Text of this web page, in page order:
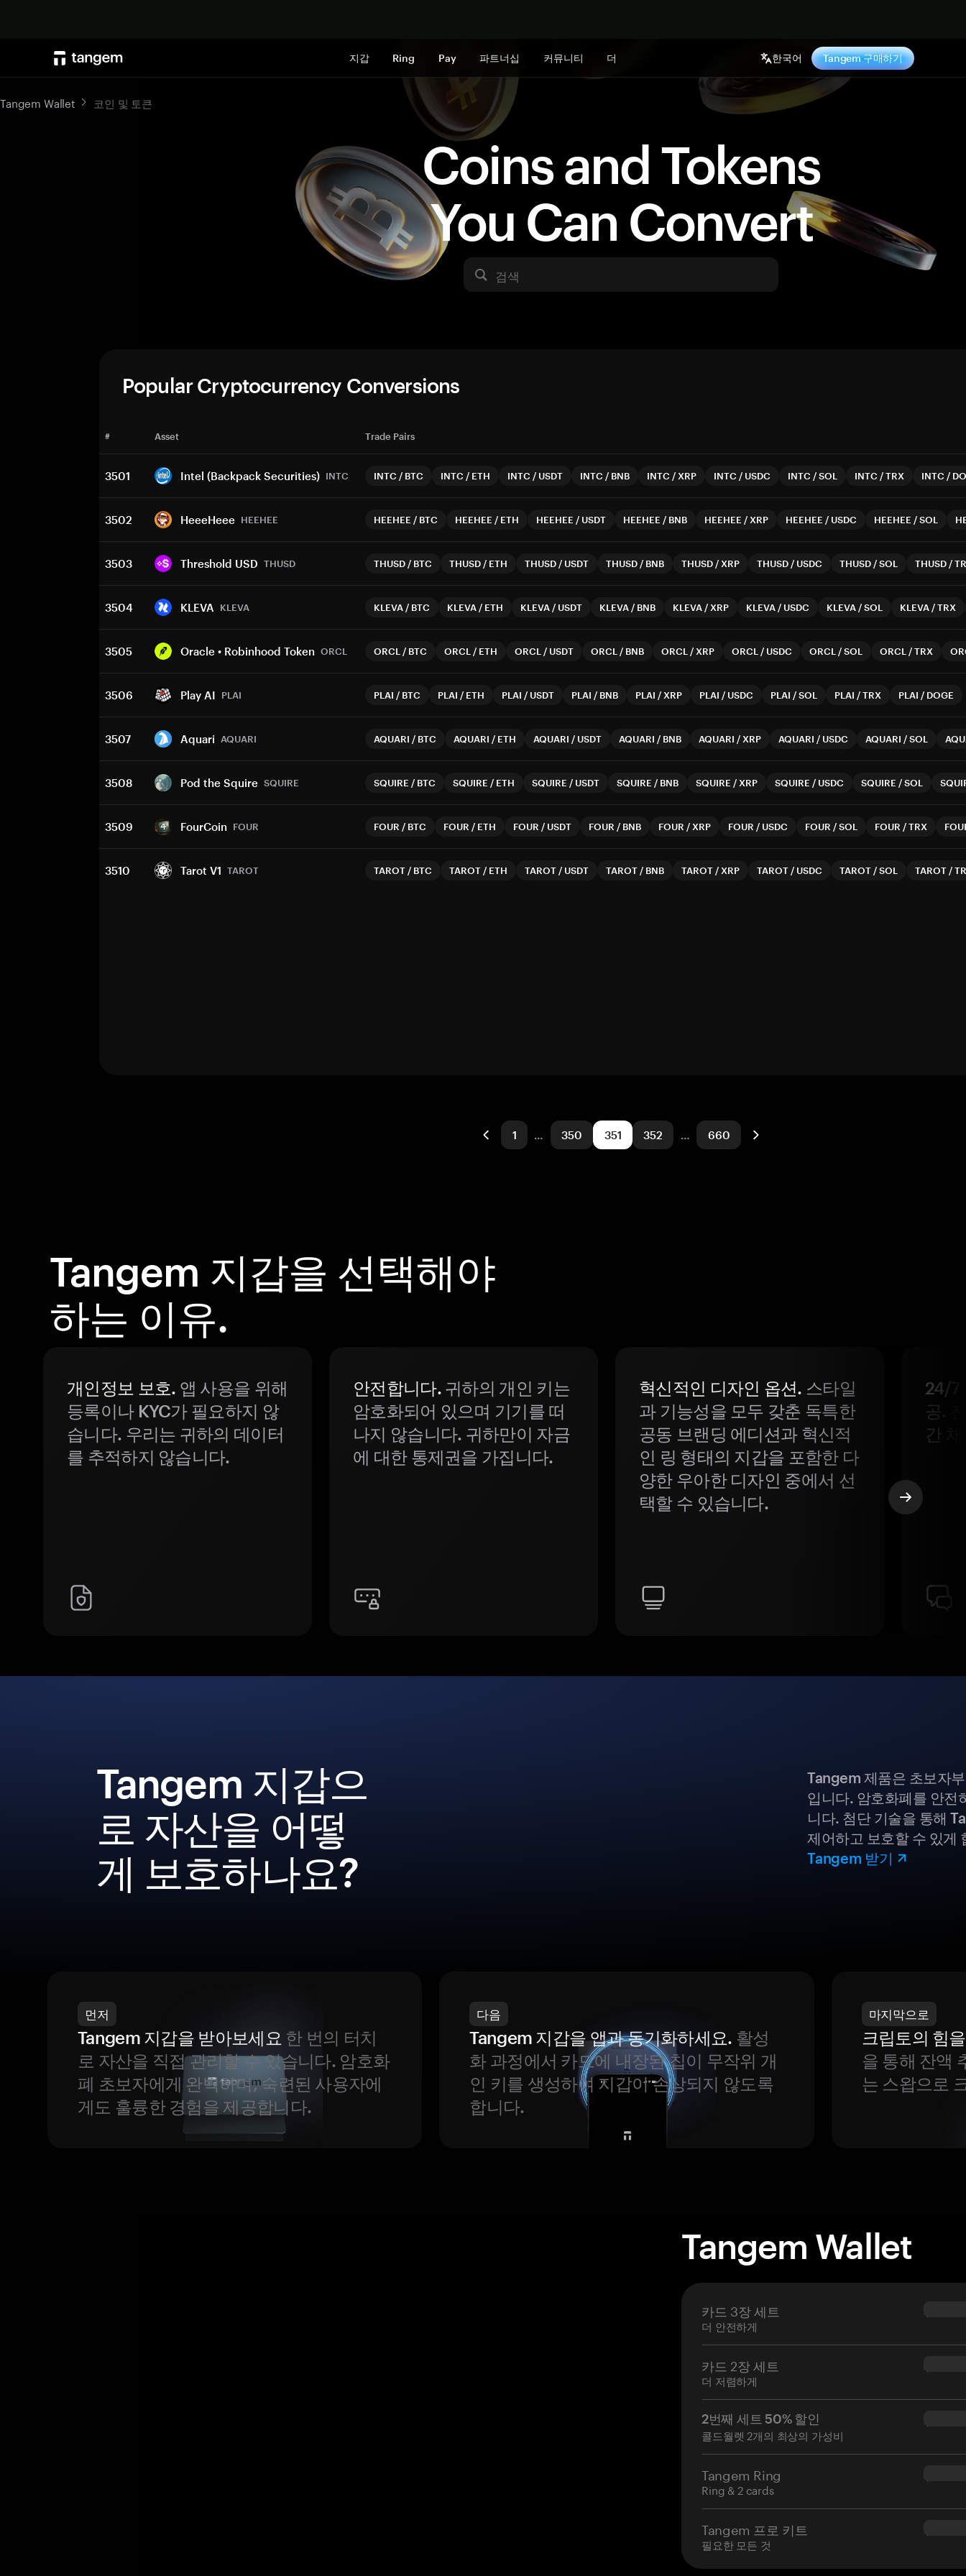
지갑 Ring Pay 파트너십 커뮤니티 더 한국어 Tangem 구매하기
Coins and Tokens
You Can Convert
검색
Tangem Wallet 코인 및 토큰
Popular Cryptocurrency Conversions
# Asset Trade Pairs
3501 Intel (Backpack Securities) INTC INTC / BTC INTC / ETH INTC / USDT INTC / BNB INTC / XRP INTC / USDC INTC /SOL INTC /TRX INTC /
3502 HeeeHeee HEEHEE HEEHEE / BTC HEEHEE / ETH HEEHEE / USDT HEEHEE / BNB HEEHEE / XRP HEEHEE / USDC HEEHEE /SOL
3503 Threshold USD THUSD THUSD / BTC THUSD / ETH THUSD / USDT THUSD / BNB THUSD / XRP THUSD / USDC THUSD /SOL THUSD /
3504 KLEVA KLEVA KLEVA / BTC KLEVA / ETH KLEVA / USDT KLEVA / BNB KLEVA / XRP KLEVA / USDC KLEVA /SOL KLEVA /TRX
3505 Oracle • Robinhood Token ORCL ORCL / BTC ORCL / ETH ORCL / USDT ORCL / BNB ORCL / XRP ORCL / USDC ORCL /SOL ORCL /TRX
3506 Play AI PLAI PLAI / BTC PLAI / ETH PLAI / USDT PLAI / BNB PLAI / XRP PLAI / USDC PLAI /SOL PLAI /TRX PLAI / DOGE
3507 Aquari AQUARI AQUARI / BTC AQUARI / ETH AQUARI / USDT AQUARI / BNB AQUARI / XRP AQUARI / USDC AQUARI /SOL
3508 Pod the Squire SQUIRE SQUIRE / BTC SQUIRE / ETH SQUIRE / USDT SQUIRE / BNB SQUIRE / XRP SQUIRE / USDC SQUIRE /SOL
3509 FourCoin FOUR FOUR / BTC FOUR / ETH FOUR / USDT FOUR / BNB FOUR / XRP FOUR / USDC FOUR /SOL FOUR /TRX
3510 Tarot V1 TAROT TAROT / BTC TAROT / ETH TAROT / USDT TAROT / BNB TAROT / XRP TAROT / USDC TAROT /SOL TAROT /
1 … 350 351 352 … 660
Tangem 지갑을 선택해야
하는 이유.
개인정보 보호. 앱 사용을 위해
등록이나 KYC가 필요하지 않
습니다. 우리는 귀하의 데이터
를 추적하지 않습니다.
안전합니다.귀하의 개인 키는
암호화되어 있으며 기기를 떠
나지 않습니다. 귀하만이 자금
에 대한 통제권을 가집니다.
혁신적인 디자인 옵션. 스타일
과 기능성을 모두 갖춘 독특한
공동 브랜딩 에디션과 혁신적
인 링 형태의 지갑을 포함한 다
양한 우아한 디자인 중에서 선
택할 수 있습니다.
24/7
공.
간
Tangem 지갑으
로 자산을 어떻
게 보호하나요?
Tangem 제품은 초보자
입니다. 암호화폐를 안전
니다. 첨단 기술을 통해
제어하고 보호할 수 있게
Tangem 받기
먼저
Tangem 지갑을 받아보세요 한 번의 터치
로 자산을 직접 관리할 수 있습니다. 암호화
폐 초보자에게 완벽하며, 숙련된 사용자에
게도 훌륭한 경험을 제공합니다.
다음
Tangem 지갑을 앱과 동기화하세요. 활성
화 과정에서 카드에 내장된 칩이 무작위 개
인 키를 생성하여 지갑이 손상되지 않도록
합니다.
마지막으로
크립토의 힘
을 통해 잔액
는 스왑으로
Tangem Wallet
카드 3장 세트
더 안전하게
$69.90
카드 2장 세트
더 저렴하게
$54.90
2번째 세트 50% 할인
콜드월렛 2개의 최상의 가성비
$34.95
Tangem Ring
Ring & 2 cards
Tangem 프로 키트
필요한 모든 것